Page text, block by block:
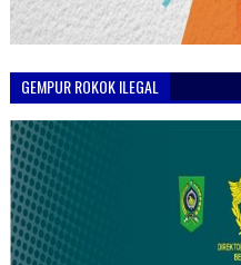
GEMPUR ROKOK ILEGAL